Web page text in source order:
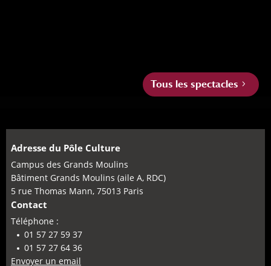
Tous les spectacles
Adresse du Pôle Culture
Campus des Grands Moulins
Bâtiment Grands Moulins (aile A, RDC)
5 rue Thomas Mann, 75013 Paris
Contact
Téléphone :
01 57 27 59 37
01 57 27 64 36
Envoyer un email